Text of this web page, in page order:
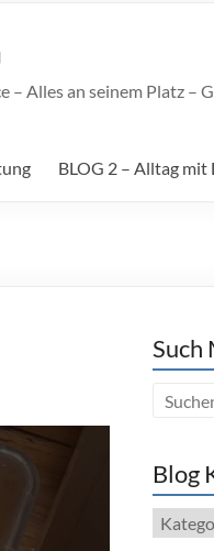
– Alles an seinem Platz –
BLOG 2 – Alltag mit
Such
Blog
Blog